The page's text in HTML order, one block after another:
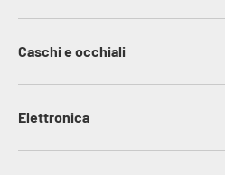
Caschi e occhiali
Elettronica